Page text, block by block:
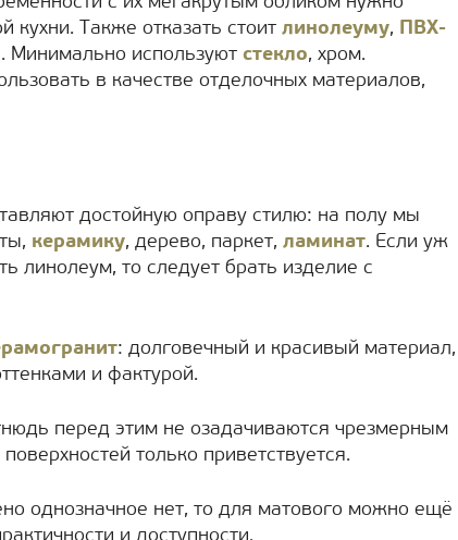
кухни. Также отказать стоит линолеуму, ПВХ-
. Минимально используют стекло, хром.
в качестве отделочных материалов,
достойную оправу стилю: на полу мы
керамику, дерево, паркет, ламинат. Если уж
линолеум, то следует брать изделие с
: долговечный и красивый материал,
и фактурой.
перед этим не озадачиваются чрезмерным
только приветствуется.
однозначное нет, то для матового можно ещё